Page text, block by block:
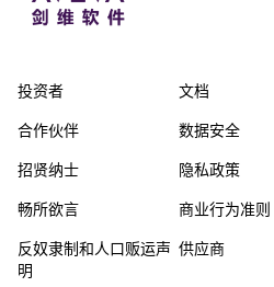
投资者
合作伙伴
招贤纳士
畅所欲言
反奴隶制和人口贩运声
明
文档
数据安全
隐私政策
商业行为准则
供应商